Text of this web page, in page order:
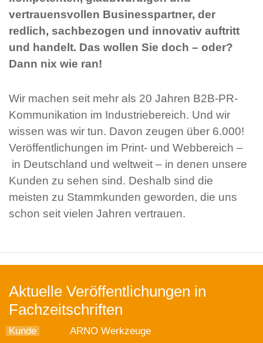
vertrauensvollen Businesspartner, der
redlich, sachbezogen und innovativ auftritt
und handelt. Das wollen Sie doch – oder?
Dann nix wie ran!
Wir machen seit mehr als 20 Jahren B2B-PR-
Kommunikation im Industriebereich. Und wir
wissen was wir tun. Davon zeugen über 6.000!
Veröffentlichungen im Print- und Webbereich –
in Deutschland und weltweit – in denen unsere
Kunden zu sehen sind. Deshalb sind die
meisten zu Stammkunden geworden, die uns
schon seit vielen Jahren vertrauen.
Aktuelle Veröffentlichungen in
Fachzeitschriften
Kunde
ARNO Werkzeuge